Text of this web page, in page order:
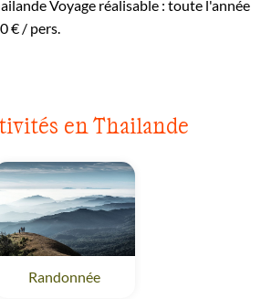
Voyage réalisable : toute l'année
€ / pers.
en Thailande
Randonnée